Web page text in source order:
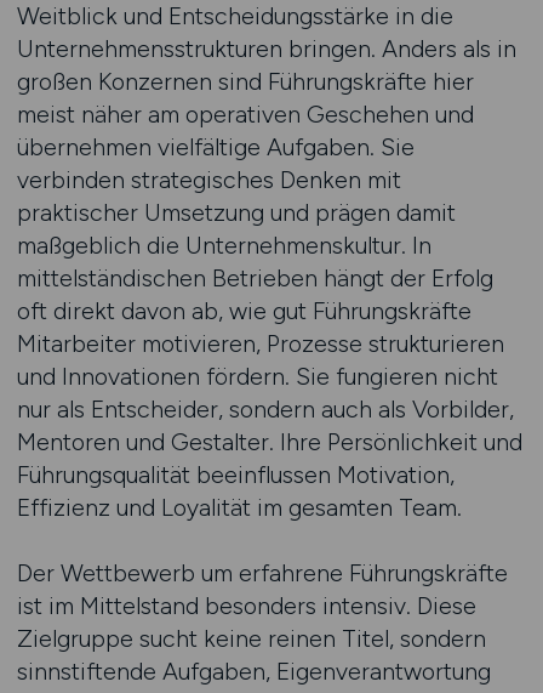
Weitblick und Entscheidungsstärke in die
Unternehmensstrukturen bringen. Anders als in
großen Konzernen sind Führungskräfte hier
meist näher am operativen Geschehen und
übernehmen vielfältige Aufgaben. Sie
verbinden strategisches Denken mit
praktischer Umsetzung und prägen damit
maßgeblich die Unternehmenskultur. In
mittelständischen Betrieben hängt der Erfolg
oft direkt davon ab, wie gut Führungskräfte
Mitarbeiter motivieren, Prozesse strukturieren
und Innovationen fördern. Sie fungieren nicht
nur als Entscheider, sondern auch als Vorbilder,
Mentoren und Gestalter. Ihre Persönlichkeit und
Führungsqualität beeinflussen Motivation,
Effizienz und Loyalität im gesamten Team.
Der Wettbewerb um erfahrene Führungskräfte
ist im Mittelstand besonders intensiv. Diese
Zielgruppe sucht keine reinen Titel, sondern
sinnstiftende Aufgaben, Eigenverantwortung